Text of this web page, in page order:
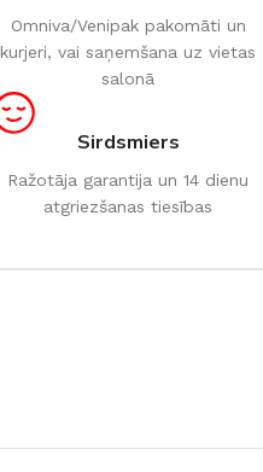
Omniva/Venipak pakomāti un
kurjeri, vai saņemšana uz vietas
salonā
Sirdsmiers
Ražotāja garantija un 14 dienu
atgriezšanas tiesības